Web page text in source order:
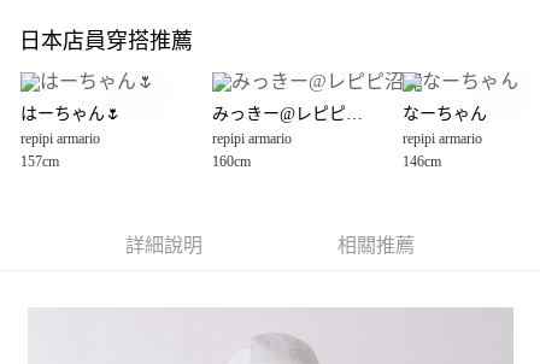
全盈+PAY
大哥付你分期
【大哥付你分期使用說明】
1.本服務由台灣大哥大提供，台灣大哥大用戶可立即使用無須另外申請。
2.付款方式選擇「大哥付你分期」，訂單成立後會自動跳轉到大哥付的交易
3.實際核准額度、可分期數及費用金額請依後續交易確認頁面所載為準。
4.訂單成立30分鐘內，如未前往確認交易或遇審核未通過，訂單將自動取
1.分期款項不併入電信帳單，「大哥付你分期」於每月結算日後寄送繳費提
AFTEE先享後付
３．安心：先確認商品／服務後，再付款。
每筆NT$80，滿NT$888(含以上)免運費
日本店員穿搭推薦
はーちゃん🌷
repipi armario
157cm
みっきー@レピピ沼津
repipi armario
160cm
なーちゃん
repipi armario
146cm
詳細說明 相關推薦